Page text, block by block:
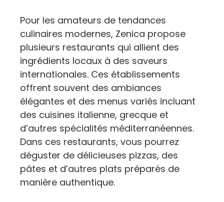
Pour les amateurs de tendances
culinaires modernes, Zenica propose
plusieurs restaurants qui allient des
ingrédients locaux à des saveurs
internationales. Ces établissements
offrent souvent des ambiances
élégantes et des menus variés incluant
des cuisines italienne, grecque et
d’autres spécialités méditerranéennes.
Dans ces restaurants, vous pourrez
déguster de délicieuses pizzas, des
pâtes et d’autres plats préparés de
manière authentique.